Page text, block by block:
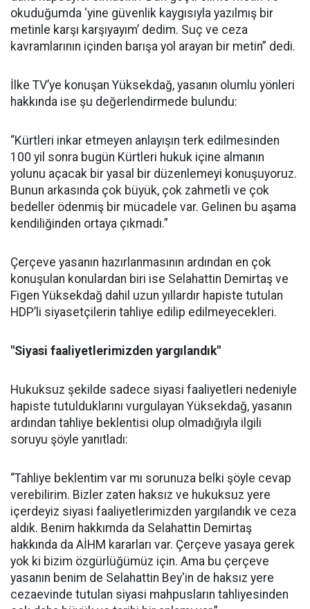
okuduğumda ‘yine güvenlik kaygısıyla yazılmış bir
metinle karşı karşıyayım’ dedim. Suç ve ceza
kavramlarının içinden barışa yol arayan bir metin” dedi.
İlke TV’ye konuşan Yüksekdağ, yasanın olumlu yönleri
hakkında ise şu değerlendirmede bulundu:
“Kürtleri inkar etmeyen anlayışın terk edilmesinden
100 yil sonra bugün Kürtleri hukuk içine almanın
yolunu açacak bir yasal bir düzenlemeyi konuşuyoruz.
Bunun arkasında çok büyük, çok zahmetli ve çok
bedeller ödenmiş bir mücadele var. Gelinen bu aşama
kendiliğinden ortaya çıkmadı.”
Çerçeve yasanın hazırlanmasının ardından en çok
konuşulan konulardan biri ise Selahattin Demirtaş ve
Figen Yüksekdağ dahil uzun yıllardır hapiste tutulan
HDP’li siyasetçilerin tahliye edilip edilmeyecekleri.
"Siyasi faaliyetlerimizden yargılandık"
Hukuksuz şekilde sadece siyasi faaliyetleri nedeniyle
hapiste tutulduklarını vurgulayan Yüksekdağ, yasanın
ardından tahliye beklentisi olup olmadığıyla ilgili
soruyu şöyle yanıtladı:
“Tahliye beklentim var mı sorunuza belki şöyle cevap
verebilirim. Bizler zaten haksız ve hukuksuz yere
içerdeyiz siyasi faaliyetlerimizden yargılandık ve ceza
aldık. Benim hakkımda da Selahattin Demirtaş
hakkında da AİHM kararları var. Çerçeve yasaya gerek
yok ki bizim özgürlüğümüz için. Ama bu çerçeve
yasanın benim de Selahattin Bey'in de haksız yere
cezaevinde tutulan siyasi mahpusların tahliyesinden